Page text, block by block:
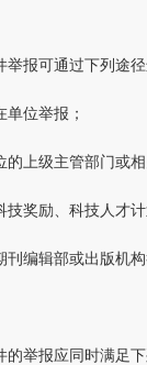
报可通过下列途径
单位举报；
的上级主管部门或
技奖励、科技人才
刊编辑部或出版机构
举报应同时满足下